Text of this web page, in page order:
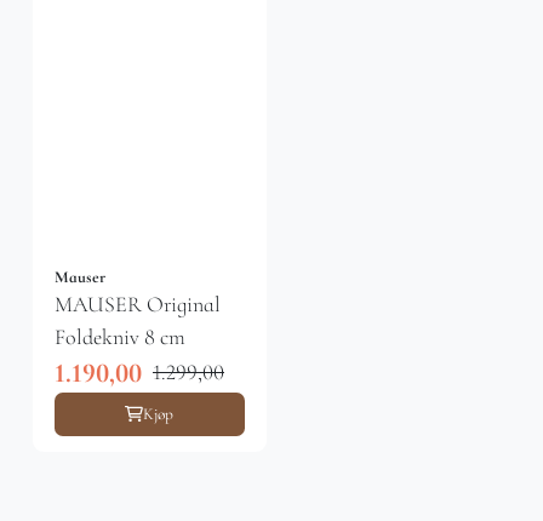
Mauser
MAUSER Original
Foldekniv 8 cm
1.190,00 1.299,00
Kjøp